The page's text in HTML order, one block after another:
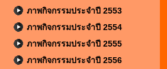
ภาพกิจกรรมประจำปี 2553
ภาพกิจกรรมประจำปี 2554
ภาพกิจกรรมประจำปี 2555
ภาพกิจกรรมประจำปี 2556